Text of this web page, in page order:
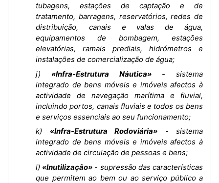
tubagens, estações de captação e de
tratamento, barragens, reservatórios, redes de
distribuição, canais e valas de água,
equipamentos de bombagem, estações
elevatórias, ramais prediais, hidrómetros e
instalações de comercialização de água;
j) «Infra-Estrutura Náutica»- sistema
integrado de bens móveis e imóveis afectos à
actividade de navegação marítima e fluvial,
incluindo portos, canais fluviais e todos os bens
e serviços essenciais ao seu funcionamento;
k) «Infra-Estrutura Rodoviária» - sistema
integrado de bens móveis e imóveis afectos à
actividade de circulação de pessoas e bens;
l) «Inutilização» - supressão das características
que permitem ao bem ou ao serviço público a